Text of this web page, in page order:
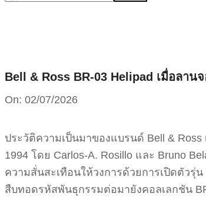
Bell & Ross BR-03 Helipad เมื่อลา
On: 02/07/2026
ประวัติความเป็นมาของแบรนด์ Bell &
1994 โดย Carlos-A. Rosillo และ Bruno
ความสั่นสะเทือนให้วงการด้วยการเปิดตัวรุ่
สืบทอดรหัสพันธุกรรมต่อมายังคอลเลกชัน